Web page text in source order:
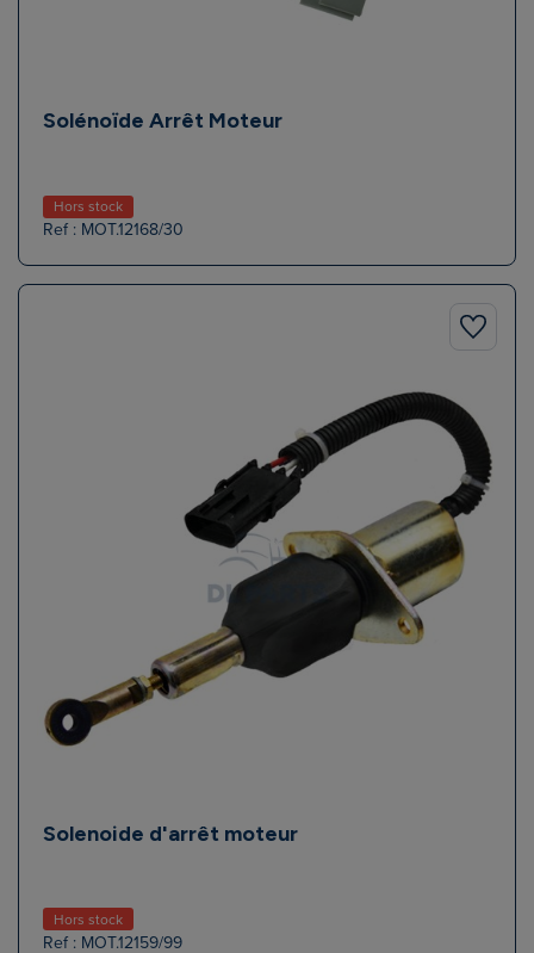
Solénoïde Arrêt Moteur
Hors stock
Ref : MOT.12168/30
Solenoide d'arrêt moteur
Hors stock
Ref : MOT.12159/99